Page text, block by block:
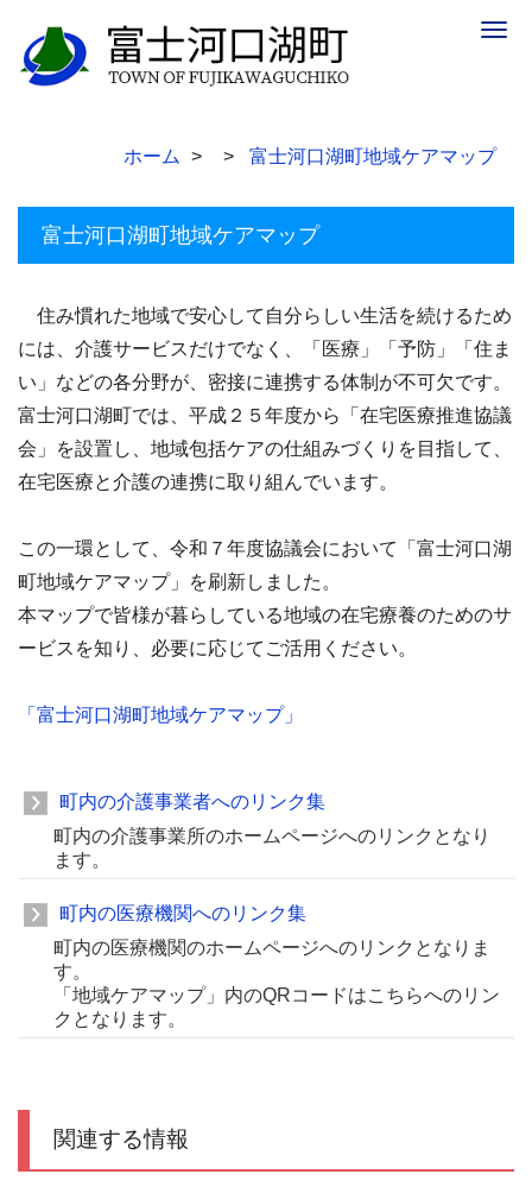
ホーム 富士河口湖町地域ケアマップ
富士河口湖町地域ケアマップ
住み慣れた地域で安心して自分らしい生活を続けるため
には、介護サービスだけでなく、「医療」「予防」「住ま
い」などの各分野が、密接に連携する体制が不可欠です。
富士河口湖町では、平成２５年度から「在宅医療推進協議
会」を設置し、地域包括ケアの仕組みづくりを目指して、
在宅医療と介護の連携に取り組んでいます。
この一環として、令和７年度協議会において「富士河口湖
町地域ケアマップ」を刷新しました。
本マップで皆様が暮らしている地域の在宅療養のためのサ
ービスを知り、必要に応じてご活用ください。
「富士河口湖町地域ケアマップ」
町内の介護事業者へのリンク集
町内の介護事業所のホームページへのリンクとなり
ます。
町内の医療機関へのリンク集
町内の医療機関のホームページへのリンクとなりま
す。
「地域ケアマップ」内のQRコードはこちらへのリン
クとなります。
関連する情報